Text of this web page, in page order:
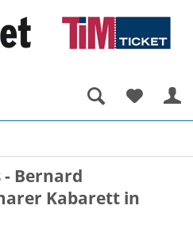
- Bernard
Kabarett in